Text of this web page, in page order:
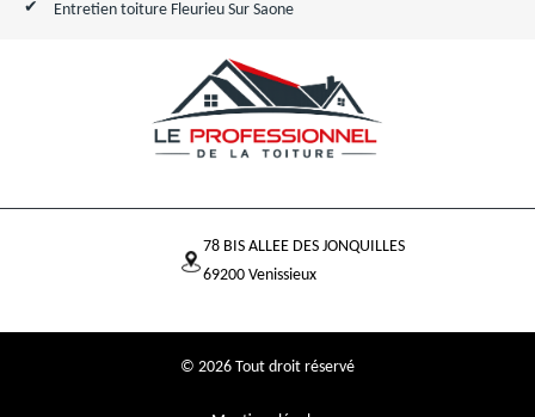
Entretien toiture Fleurieu Sur Saone
78 BIS ALLEE DES JONQUILLES
69200 Venissieux
© 2026 Tout droit réservé